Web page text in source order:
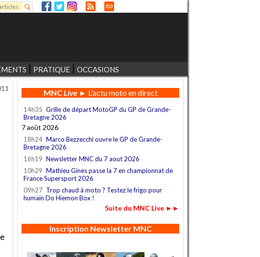
PRATIQUE OCCASIONS
MNCLive► L'actu moto en direct
14h35 Grille de départ MotoGP du GP de Grande-
Bretagne 2026
7 août 2026
18h24 Marco Bezzecchi ouvre le GP de Grande-
Bretagne 2026
16h19 Newsletter MNC du 7 aout 2026
10h29 Mathieu Gines passe la 7 en championnat de
France Supersport 2026
09h27 Trop chaud à moto ? Testez le frigo pour
humain Do Hiemon Box !
Suite du MNC Live ►►
Inscription Newsletter MNC